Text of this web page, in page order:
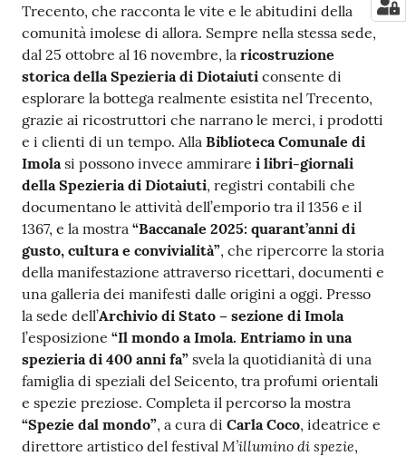
Trecento, che racconta le vite e le abitudini della
comunità imolese di allora. Sempre nella stessa sede,
dal 25 ottobre al 16 novembre, la ricostruzione
storica della Spezieria di Diotaiuti consente di
esplorare la bottega realmente esistita nel Trecento,
grazie ai ricostruttori che narrano le merci, i prodotti
e i clienti di un tempo. Alla Biblioteca Comunale di
Imola si possono invece ammirare i libri-giornali
della Spezieria di Diotaiuti, registri contabili che
documentano le attività dell’emporio tra il 1356 e il
1367, e la mostra “Baccanale 2025: quarant’anni di
gusto, cultura e convivialità”, che ripercorre la storia
della manifestazione attraverso ricettari, documenti e
una galleria dei manifesti dalle origini a oggi. Presso
la sede dell’Archivio di Stato – sezione di Imola
l’esposizione “Il mondo a Imola. Entriamo in una
spezieria di 400 anni fa” svela la quotidianità di una
famiglia di speziali del Seicento, tra profumi orientali
e spezie preziose. Completa il percorso la mostra
“Spezie dal mondo”, a cura di Carla Coco, ideatrice e
direttore artistico del festival M’illumino di spezie,